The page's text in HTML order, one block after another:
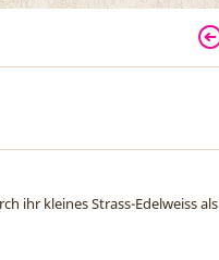
ihr kleines Strass-Edelweiss als